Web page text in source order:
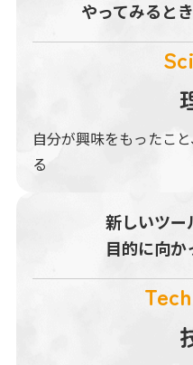
やってみると
自分が興味をもったこ
る
新しいツー
目的に向か